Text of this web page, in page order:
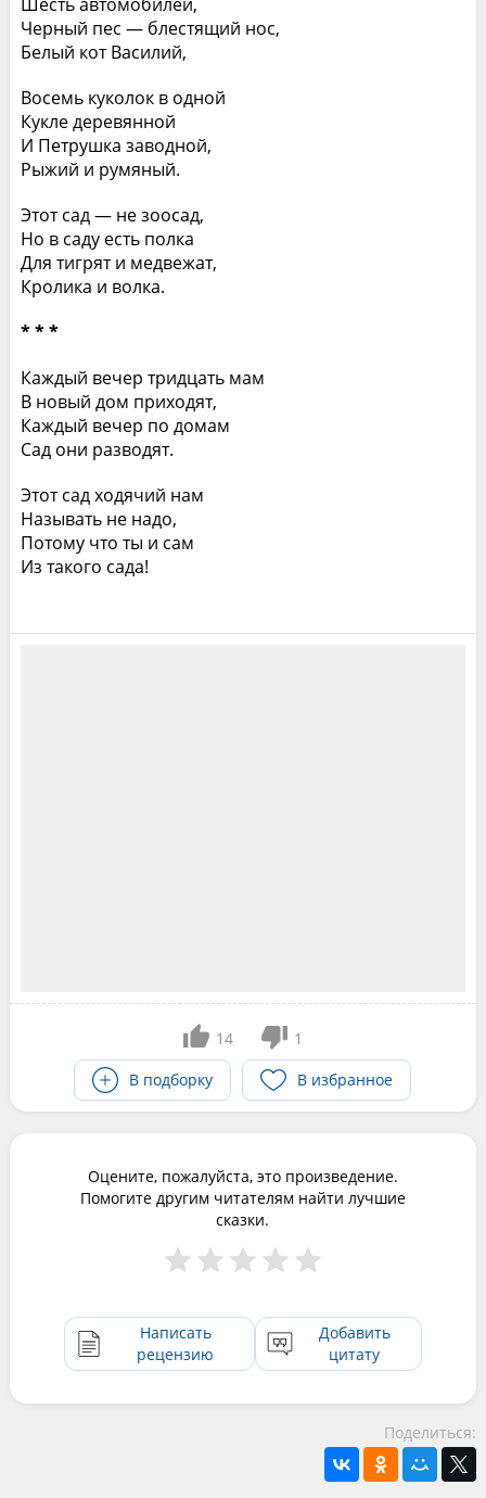
Черный пес — блестящий нос,
Белый кот Василий,
Восемь куколок в одной
Кукле деревянной
И Петрушка заводной,
Рыжий и румяный.
Этот сад — не зоосад,
Но в саду есть полка
Для тигрят и медвежат,
Кролика и волка.
* * *
Каждый вечер тридцать мам
В новый дом приходят,
Каждый вечер по домам
Сад они разводят.
Этот сад ходячий нам
Называть не надо,
Потому что ты и сам
Из такого сада!
14
1
В подборку
В избранное
Оцените, пожалуйста, это произведение.
Помогите другим читателям найти лучшие
сказки.
Написать
рецензию
Добавить
цитату
Поделиться: